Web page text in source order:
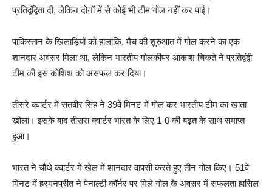
प्रतिद्वंद्विता दी, लेकिन दोनों में से कोई भी टीम गोल नहीं कर पाई।
पाकिस्तान के खिलाड़ियों को हालांकि, मैच की शुरुआत में गोल करने का एक
शानदार अवसर मिला था, लेकिन भारतीय गोलकीपर आकाश चिकते ने प्रतिद्वंद्वी
टीम की इस कोशिश को असफल कर दिया।
तीसरे क्वार्टर में सतबीर सिंह ने 39वें मिनट में गोल कर भारतीय टीम का खाता
खोला। इसके बाद तीसरा क्वार्टर भारत के लिए 1-0 की बढ़त के साथ समाप्त
हुआ।
भारत ने चौथे क्वार्टर में खेल में शानदार वापसी करते हुए तीन गोल किए। 51वें
मिनट में हरमनप्रीत ने पेनाल्टी कॉर्नर पर मिले गोल के अवसर में सफलता हासिल